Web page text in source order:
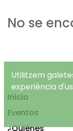
No se
Inicio
Eventos
¿Quiénes
Utilitzem
experiència